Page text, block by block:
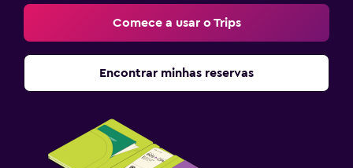
Comece a usar o Trips
Encontrar minhas reservas